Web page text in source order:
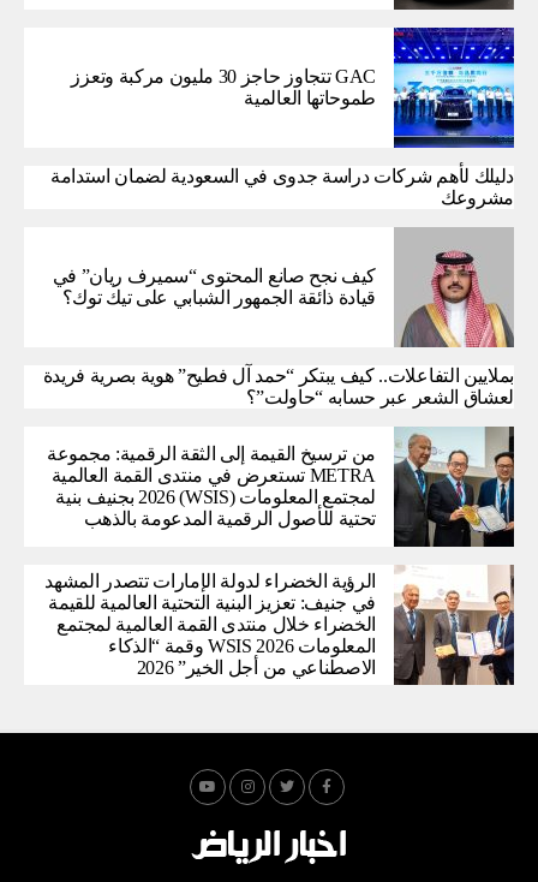
GAC تتجاوز حاجز 30 مليون مركبة وتعزز
طموحاتها العالمية
دليلك لأهم شركات دراسة جدوى في السعودية لضمان استدامة
مشروعك
كيف نجح صانع المحتوى “سميرف ريان” في
قيادة ذائقة الجمهور الشبابي على تيك توك؟
بملايين التفاعلات.. كيف يبتكر “حمد آل فطيح” هوية بصرية فريدة
لعشاق الشعر عبر حسابه “حاولت”؟
من ترسيخ القيمة إلى الثقة الرقمية: مجموعة
METRA تستعرض في منتدى القمة العالمية
لمجتمع المعلومات (WSIS) 2026 بجنيف بنية
تحتية للأصول الرقمية المدعومة بالذهب
الرؤية الخضراء لدولة الإمارات تتصدر المشهد
في جنيف: تعزيز البنية التحتية العالمية للقيمة
الخضراء خلال منتدى القمة العالمية لمجتمع
المعلومات WSIS 2026 وقمة “الذكاء
الاصطناعي من أجل الخير” 2026